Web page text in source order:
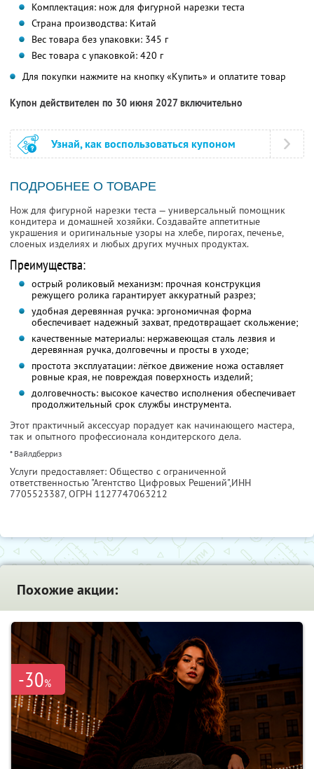
Комплектация: нож для фигурной нарезки теста
Страна производства: Китай
Вес товара без упаковки: 345 г
Вес товара с упаковкой: 420 г
Для покупки нажмите на кнопку «Купить» и оплатите товар
Купон действителен по 30 июня 2027 включительно
Узнай, как воспользоваться купоном
ПОДРОБНЕЕ О ТОВАРЕ
Нож для фигурной нарезки теста — универсальный помощник
кондитера и домашней хозяйки. Создавайте аппетитные
украшения и оригинальные узоры на хлебе, пирогах, печенье,
слоеных изделиях и любых других мучных продуктах.
Преимущества:
острый роликовый механизм: прочная конструкция
режущего ролика гарантирует аккуратный разрез;
удобная деревянная ручка: эргономичная форма
обеспечивает надежный захват, предотвращает скольжение;
качественные материалы: нержавеющая сталь лезвия и
деревянная ручка, долговечны и просты в уходе;
простота эксплуатации: лёгкое движение ножа оставляет
ровные края, не повреждая поверхность изделий;
долговечность: высокое качество исполнения обеспечивает
продолжительный срок службы инструмента.
Этот практичный аксессуар порадует как начинающего мастера,
так и опытного профессионала кондитерского дела.
* Вайлдберриз
Услуги предоставляет: Общество с ограниченной
ответственностью "Агентство Цифровых Решений",ИНН
7705523387, ОГРН 1127747063212
Похожие акции:
-30%